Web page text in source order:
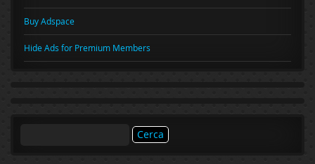
Buy Adspace
Hide Ads for Premium Members